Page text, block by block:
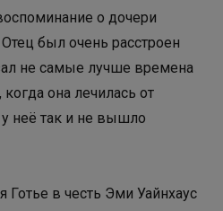
о дочери
был очень расстроен
не самые лучше времена
она лечилась от
у неё так и не вышло